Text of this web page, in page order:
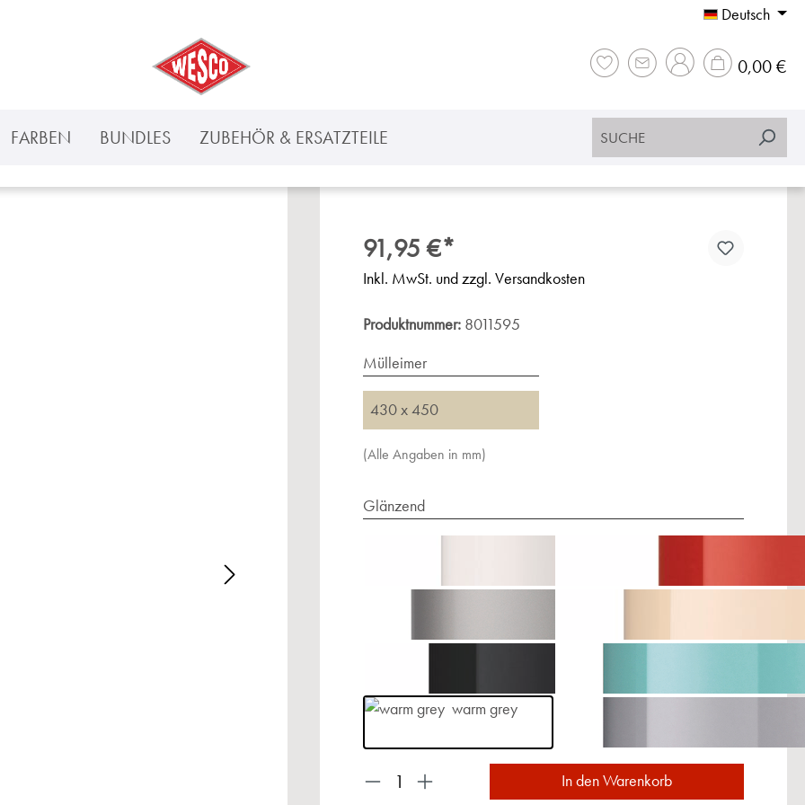
Deutsch
0,00 €
FARBEN BUNDLES ZUBEHÖR & ERSATZTEILE
überspringen
91,95 €*
Inkl. MwSt. und zzgl. Versandkosten
Produktnummer: 8011595
Mülleimer
430 x 450
(Alle Angaben in mm)
Glänzend
warm grey
Produkt Anzahl: Gib den gewünschten Wert ein
In den Warenkorb